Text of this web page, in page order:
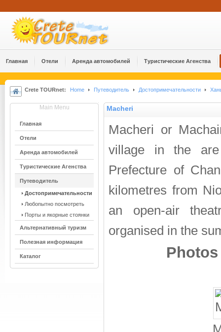
Главная Отели Аренда автомобилей Туристические Агенства
Crete TOURnet: Home Путеводитель Достопримечательности
Main Menu
Главная
Отели
Аренда автомобилей
Туристические Агенства
Путеводитель
Достопримечательности
Любопытно посмотреть
Порты и якорные стоянки
Альтернативный туризм
Полезная информация
Каталог
Macheri
Macheri or
village in the
Prefecture of
kilometres from
an open-air
organised in the